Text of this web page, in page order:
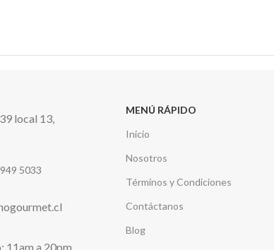
local 13,
5033
11am a 20pm
MENÚ RÁPIDO
Inicio
Nosotros
Términos y Condiciones
Contáctanos
Blog